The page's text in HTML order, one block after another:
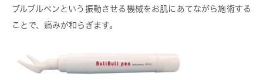
ブルブルペンという振動させる機械をお肌にあてながら施術する
ことで、痛みが和らぎます。